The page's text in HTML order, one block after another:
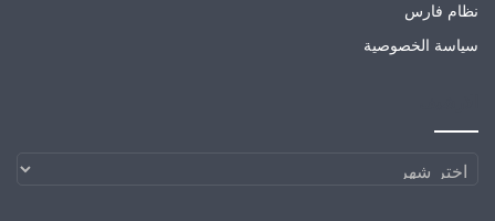
نظام فارس
سياسة الخصوصية
الارشيف